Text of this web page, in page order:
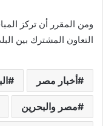
ومن المقرر أن تركز
التعاون المشترك بين
أخبار مصر
مصر والبحرين